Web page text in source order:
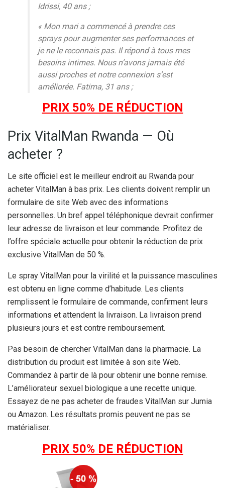
Idrissi, 40 ans ;
« Mon mari a commencé à prendre ces
sprays pour augmenter ses performances et
je ne le reconnais pas. Il répond à tous mes
besoins intimes. Nous n’avons jamais été
aussi proches et notre connexion s’est
améliorée. Fatima, 31 ans ;
PRIX 50% DE RÉDUCTION
Prix VitalMan Rwanda — Où
acheter ?
Le site officiel est le meilleur endroit au Rwanda pour
acheter VitalMan à bas prix. Les clients doivent remplir un
formulaire de site Web avec des informations
personnelles. Un bref appel téléphonique devrait confirmer
leur adresse de livraison et leur commande. Profitez de
l’offre spéciale actuelle pour obtenir la réduction de prix
exclusive VitalMan de 50 %.
Le spray VitalMan pour la virilité et la puissance masculines
est obtenu en ligne comme d’habitude. Les clients
remplissent le formulaire de commande, confirment leurs
informations et attendent la livraison. La livraison prend
plusieurs jours et est contre remboursement.
Pas besoin de chercher VitalMan dans la pharmacie. La
distribution du produit est limitée à son site Web.
Commandez à partir de là pour obtenir une bonne remise.
L’améliorateur sexuel biologique a une recette unique.
Essayez de ne pas acheter de fraudes VitalMan sur Jumia
ou Amazon. Les résultats promis peuvent ne pas se
matérialiser.
PRIX 50% DE RÉDUCTION